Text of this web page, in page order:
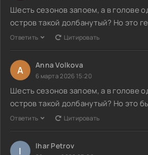
Шесть сезонов запоем, а в голове
остров такой долбанутый? Но это
Ответить Цитировать
A Anna Volkova
6 марта 2026 15:20
Шесть сезонов запоем, а в голове
остров такой долбанутый? Но это
Ответить Цитировать
I Ihar Petrov